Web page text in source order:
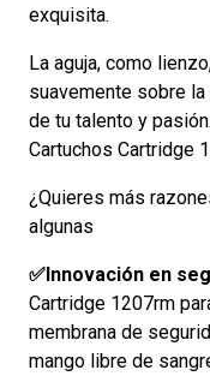
exquisita.
La aguja, como
suavemente sobre
de tu talento y
Cartuchos Cartridge
¿Quieres más
algunas
✅Innovación en
Cartridge 1207rm
membrana de
mango libre de